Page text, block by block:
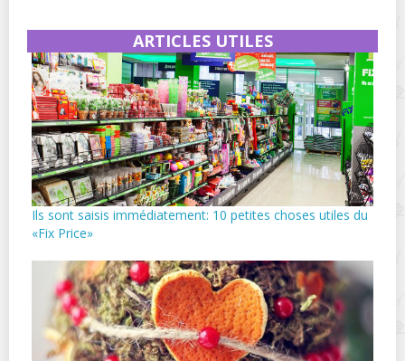
ARTICLES UTILES
Ils sont saisis immédiatement: 10 petites choses utiles du
«Fix Price»